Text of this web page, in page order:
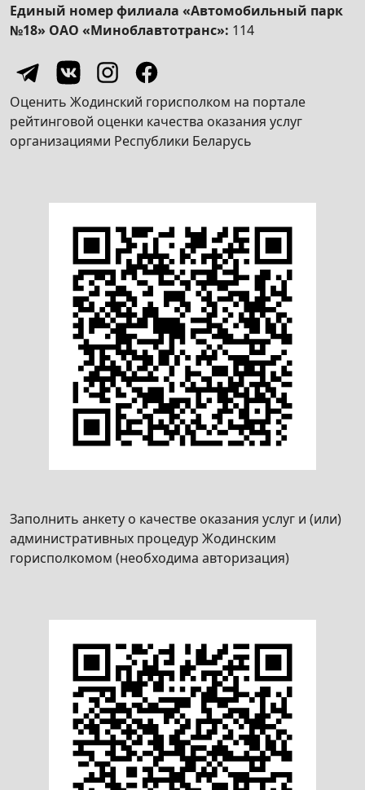
Единый номер филиала «Автомобильный парк
№18» ОАО «Миноблавтотранс»: 114
Оценить Жодинский горисполком на портале
рейтинговой оценки качества оказания услуг
организациями Республики Беларусь
Заполнить анкету о качестве оказания услуг и (или)
административных процедур Жодинским
горисполкомом (необходима авторизация)